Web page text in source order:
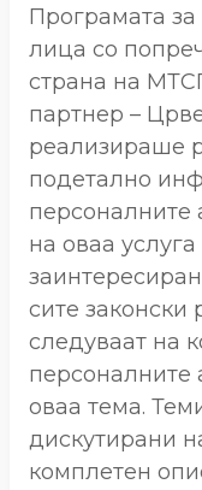
Програмата
лица со
страна на
партнер –
реализираше
подетално
персоналните
на оваа
сите законски
следуваат на
персоналните
оваа тема.
дискутирани
комплетен